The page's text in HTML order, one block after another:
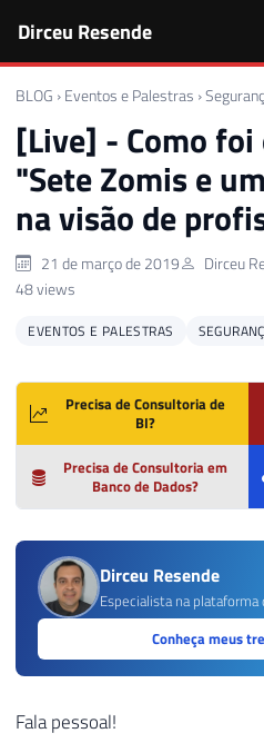
Dirceu Resende
BLOG › Eventos e Palestras ›
[Live] - Como
"Sete Zomis e
na visão de
21 de março de 2019 Dirceu
48 views
EVENTOS E PALESTRAS
Precisa de Consultoria de
BI?
Precisa de Consultoria em
Banco de Dados?
Dirceu Resende
Especialista na
Conheça meus
Fala pessoal!